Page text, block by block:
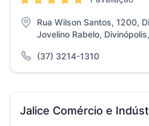
Rua Wilson Santos, 1200,
Jovelino Rabelo,
(37) 3214-1310
Jalice Comércio e